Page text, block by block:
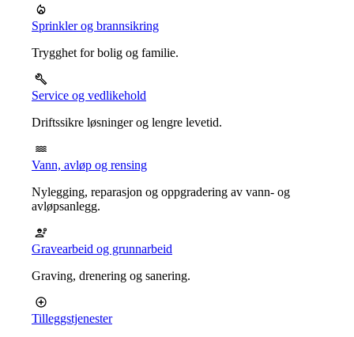
Sprinkler og brannsikring
Trygghet for bolig og familie.
Service og vedlikehold
Driftssikre løsninger og lengre levetid.
Vann, avløp og rensing
Nylegging, reparasjon og oppgradering av vann- og
avløpsanlegg.
Gravearbeid og grunnarbeid
Graving, drenering og sanering.
Tilleggstjenester